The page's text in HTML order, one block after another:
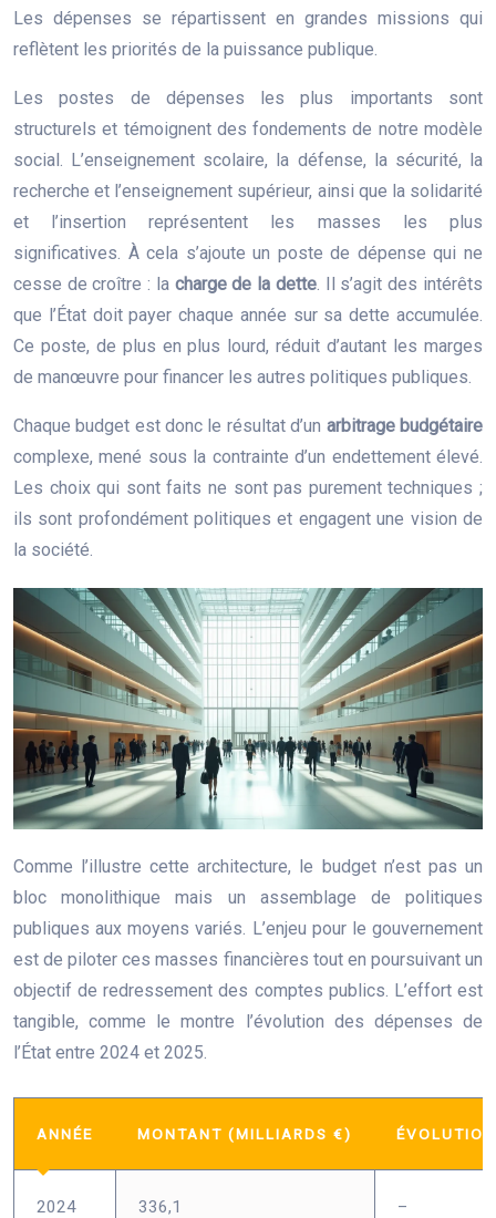
Les dépenses se répartissent en grandes missions qui
reflètent les priorités de la puissance publique.
Les postes de dépenses les plus importants sont
structurels et témoignent des fondements de notre modèle
social. L’enseignement scolaire, la défense, la sécurité, la
recherche et l’enseignement supérieur, ainsi que la solidarité
et l’insertion représentent les masses les plus
significatives. À cela s’ajoute un poste de dépense qui ne
cesse de croître : la charge de la dette. Il s’agit des intérêts
que l’État doit payer chaque année sur sa dette accumulée.
Ce poste, de plus en plus lourd, réduit d’autant les marges
de manœuvre pour financer les autres politiques publiques.
Chaque budget est donc le résultat d’un arbitrage budgétaire
complexe, mené sous la contrainte d’un endettement élevé.
Les choix qui sont faits ne sont pas purement techniques ;
ils sont profondément politiques et engagent une vision de
la société.
Comme l’illustre cette architecture, le budget n’est pas un
bloc monolithique mais un assemblage de politiques
publiques aux moyens variés. L’enjeu pour le gouvernement
est de piloter ces masses financières tout en poursuivant un
objectif de redressement des comptes publics. L’effort est
tangible, comme le montre l’évolution des dépenses de
l’État entre 2024 et 2025.
ANNÉE MONTANT (MILLIARDS €) ÉVOLUTION
2024 336,1 –